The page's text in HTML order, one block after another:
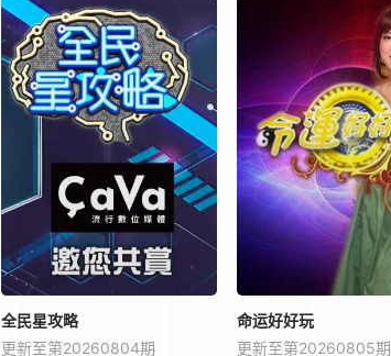
全民星攻略
更新至第20260804期
命运好好玩
更新至第20260805期